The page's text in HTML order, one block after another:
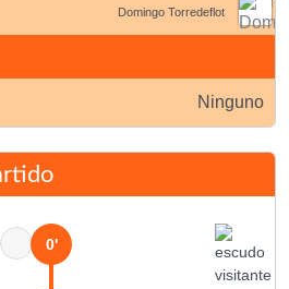
Domingo Torredeflot
Ninguno
0'